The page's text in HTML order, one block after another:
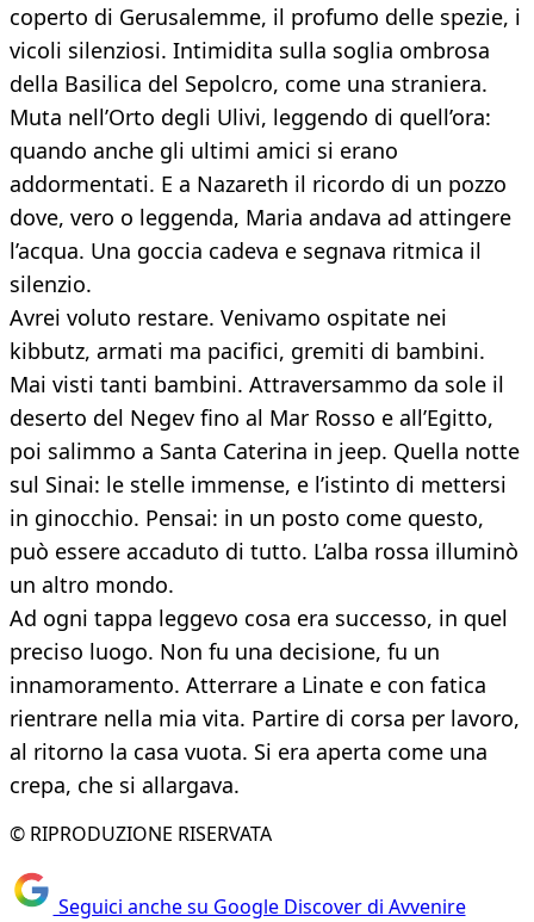
coperto di Gerusalemme, il profumo delle spezie, i
vicoli silenziosi. Intimidita sulla soglia ombrosa
della Basilica del Sepolcro, come una straniera.
Muta nell’Orto degli Ulivi, leggendo di quell’ora:
quando anche gli ultimi amici si erano
addormentati. E a Nazareth il ricordo di un pozzo
dove, vero o leggenda, Maria andava ad attingere
l’acqua. Una goccia cadeva e segnava ritmica il
silenzio.
Avrei voluto restare. Venivamo ospitate nei
kibbutz, armati ma pacifici, gremiti di bambini.
Mai visti tanti bambini. Attraversammo da sole il
deserto del Negev fino al Mar Rosso e all’Egitto,
poi salimmo a Santa Caterina in jeep. Quella notte
sul Sinai: le stelle immense, e l’istinto di mettersi
in ginocchio. Pensai: in un posto come questo,
può essere accaduto di tutto. L’alba rossa illuminò
un altro mondo.
Ad ogni tappa leggevo cosa era successo, in quel
preciso luogo. Non fu una decisione, fu un
innamoramento. Atterrare a Linate e con fatica
rientrare nella mia vita. Partire di corsa per lavoro,
al ritorno la casa vuota. Si era aperta come una
crepa, che si allargava.
© RIPRODUZIONE RISERVATA
Seguici anche su Google Discover di Avvenire